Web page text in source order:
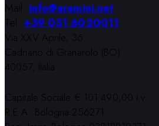
Mail: info@aramini.net
Tel: +39 051 6020011
Via XXV Aprile, 36
Cadriano di Granarolo (BO)
40057, Italia
Capitale Sociale € 101.490,00 i.v.
R.E.A. Bologna 256271